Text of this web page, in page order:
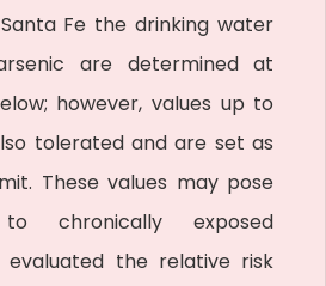
Fe the drinking water
are determined at
however, values up to
tolerated and are set as
These values may pose
chronically exposed
evaluated the relative risk